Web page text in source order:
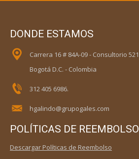
DONDE ESTAMOS
Carrera 16 # 84A-09 - Consultorio 521
Bogotá D.C. - Colombia
312 405 6986.
hgalindo@grupogales.com
POLÍTICAS DE REEMBOLSO
Descargar Políticas de Reembolso